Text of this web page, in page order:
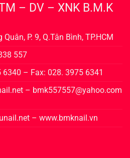
– DV – XNK B.M.K
P. 9, Q.Tân Bình, TP.HCM
557
– Fax: 028. 3975 6341
– bmk557557@yahoo.com
– www.bmknail.vn